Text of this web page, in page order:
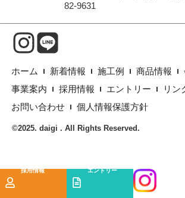
採用情報 エントリー
82-9631
ホーム 新着情報 施工例 商品情報
事業案内
採用情報 エントリー
リン
お問い合わせ
個人情報保護方針
©2025. daigi . All Rights Reserved.